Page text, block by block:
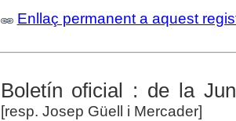
Enllaç permanent a aquest
Boletín oficial : de la
[resp. Josep Güell i Mercader]